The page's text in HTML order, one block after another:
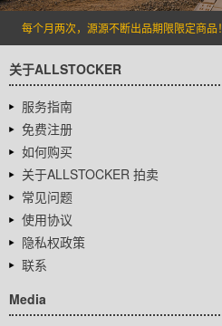
每个月两次，源源不断出品期限限定商品！
关于ALLSTOCKER
服务指南
免费注册
如何购买
关于ALLSTOCKER 拍卖
常见问题
使用协议
隐私权政策
联系
Media